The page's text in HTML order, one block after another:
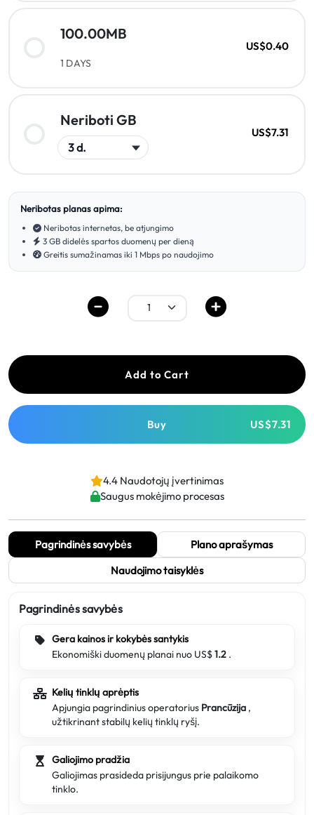
100.00MB
1 DAYS
US$0.40
Neriboti GB
US$7.31
Neribotas planas apima:
Neribotas internetas, be atjungimo
3 GB didelės spartos duomenų per dieną
Greitis sumažinamas iki 1 Mbps po naudojimo
Add to Cart
Buy US$7.31
4.4 Naudotojų įvertinimas
Saugus mokėjimo procesas
Pagrindinės savybės
Plano aprašymas
Naudojimo taisyklės
Pagrindinės savybės
Gera kainos ir kokybės santykis
Ekonomiški duomenų planai nuo US$1.2 .
Kelių tinklų aprėptis
Apjungia pagrindinius operatorius Prancūzija ,
užtikrinant stabilų kelių tinklų ryšį.
Galiojimo pradžia
Galiojimas prasideda prisijungus prie palaikomo
tinklo.